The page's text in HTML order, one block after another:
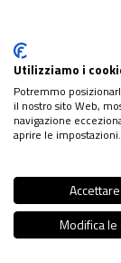
Utilizziamo i
Potremmo
il nostro sito Web,
navigazione
aprire le impostazioni.
Modifica le
Note:- kit tubi
acciaio zincato
preventivo
* prezzo e
vedere nel